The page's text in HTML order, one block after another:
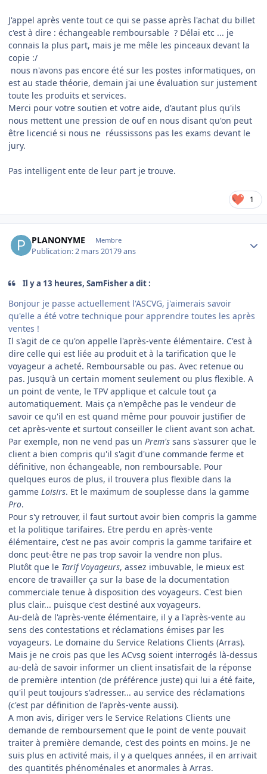
J'appel après vente tout ce qui se passe après l'achat du billet
c'est à dire : échangeable remboursable ? Délai etc ... je
connais la plus part, mais je me mêle les pinceaux devant la
copie :/
nous n'avons pas encore été sur les postes informatiques, on
est au stade théorie, demain j'ai une évaluation sur justement
toute les produits et services.
Merci pour votre soutien et votre aide, d'autant plus qu'ils
nous mettent une pression de ouf en nous disant qu'on peut
être licencié si nous ne réussissons pas les exams devant le
jury.
Pas intelligent ente de leur part je trouve.
1
PLANONYME Membre
Publication:2 mars 20179 ans
Il y a 13 heures, SamFisher a dit :
Bonjour je passe actuellement l'ASCVG, j'aimerais savoir
qu'elle a été votre technique pour apprendre toutes les après
ventes !
Il s'agit de ce qu'on appelle l'après-vente élémentaire. C'est à
dire celle qui est liée au produit et à la tarification que le
voyageur a acheté. Remboursable ou pas. Avec retenue ou
pas. Jusqu'à un certain moment seulement ou plus flexible. A
un point de vente, le TPV applique et calcule tout ça
automatiquement. Mais ça n'empêche pas le vendeur de
savoir ce qu'il en est quand même pour pouvoir justifier de
cet après-vente et surtout conseiller le client avant son achat.
Par exemple, non ne vend pas un Prem's sans s'assurer que le
client a bien compris qu'il s'agit d'une commande ferme et
définitive, non échangeable, non remboursable. Pour
quelques euros de plus, il trouvera plus flexible dans la
gamme Loisirs. Et le maximum de souplesse dans la gamme
Pro.
Pour s'y retrouver, il faut surtout avoir bien compris la gamme
et la politique tarifaires. Etre perdu en après-vente
élémentaire, c'est ne pas avoir compris la gamme tarifaire et
donc peut-être ne pas trop savoir la vendre non plus.
Plutôt que le Tarif Voyageurs, assez imbuvable, le mieux est
encore de travailler ça sur la base de la documentation
commerciale tenue à disposition des voyageurs. C'est bien
plus clair... puisque c'est destiné aux voyageurs.
Au-delà de l'après-vente élémentaire, il y a l'après-vente au
sens des contestations et réclamations émises par les
voyageurs. Le domaine du Service Relations Clients (Arras).
Mais je ne crois pas que les ACvsg soient interrogés là-dessus
au-delà de savoir informer un client insatisfait de la réponse
de première intention (de préférence juste) qui lui a été faite,
qu'il peut toujours s'adresser... au service des réclamations
(c'est par définition de l'après-vente aussi).
A mon avis, diriger vers le Service Relations Clients une
demande de remboursement que le point de vente pouvait
traiter à première demande, c'est des points en moins. Je ne
suis plus en activité mais, il y a quelques années, il en arrivait
des quantités phénoménales et anormales à Arras.